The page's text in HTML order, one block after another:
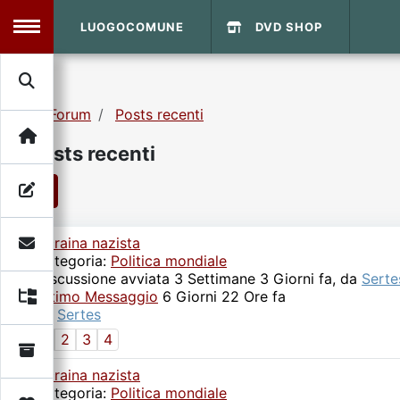
MENU
Search
Contatti
Vecchio Sito
Archivio
LUOGOCOMUNE DVD SHOP
Forum Posts recenti
Posts recenti
Ucraina nazista
Categoria: Politica mondiale
Discussione avviata 3 Settimane 3 Giorni fa, da
Ultimo Messaggio 6 Giorni 22 Ore fa
Sertes
2 3
4
Ucraina nazista
Categoria: Politica mondiale